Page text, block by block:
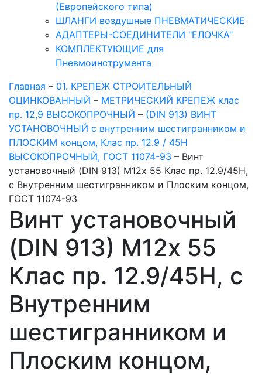
(Европейского типа)
ШЛАНГИ воздушные ПНЕВМАТИЧЕСКИЕ
АДАПТЕРЫ-СОЕДИНИТЕЛИ "ЕЛОЧКА"
КОМПЛЕКТУЮЩИЕ для
Пневмоинструмента
Главная – 01. КРЕПЕЖ СТРОИТЕЛЬНЫЙ
ОЦИНКОВАННЫЙ – МЕТРИЧЕСКИЙ КРЕПЕЖ клас
пр. 12,9 ВЫСОКОПРОЧНЫЙ – (DIN 913) ВИНТ
УСТАНОВОЧНЫЙ с внутренним шестигранником и
ПЛОСКИМ концом, Клас пр. 12.9 / 45H
ВЫСОКОПРОЧНЫЙ, ГОСТ 11074-93 – Винт
установочный (DIN 913) М12х 55 Клас пр. 12.9/45H,
с Внутренним шестигранником и Плоским концом,
ГОСТ 11074-93
Винт установочный
(DIN 913) М12х 55
Клас пр. 12.9/45H, с
Внутренним
шестигранником и
Плоским концом,